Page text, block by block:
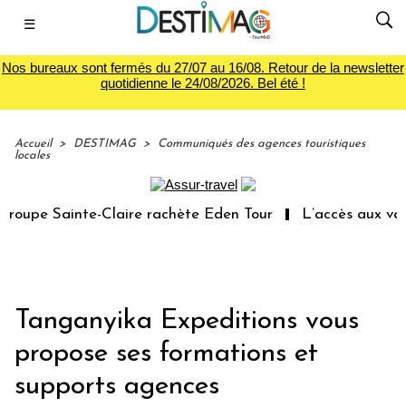
☰
Nos bureaux sont fermés du 27/07 au 16/08. Retour de la newsletter
quotidienne le 24/08/2026. Bel été !
Accueil > DESTIMAG >
Communiqués des agences touristiques
locales
Sainte-Claire rachète Eden Tour L’accès aux
Tanganyika Expeditions vous
propose ses formations et
supports agences